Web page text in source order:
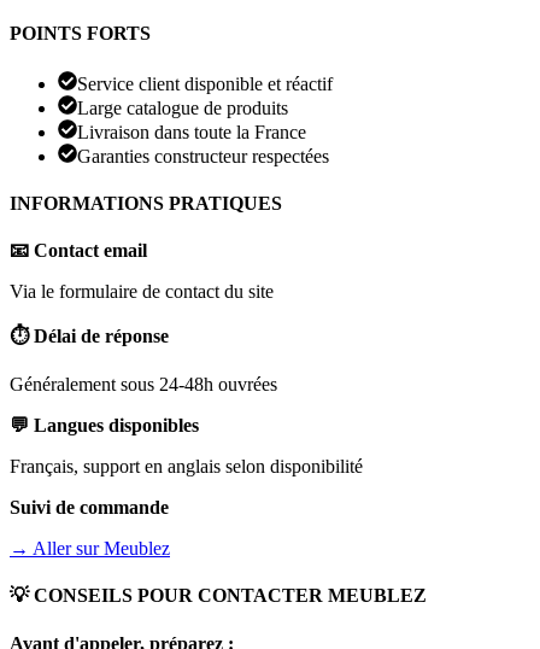
POINTS FORTS
Service client disponible et réactif
Large catalogue de produits
Livraison dans toute la France
Garanties constructeur respectées
INFORMATIONS PRATIQUES
📧 Contact email
Via le formulaire de contact du site
⏱️ Délai de réponse
Généralement sous 24-48h ouvrées
💬 Langues disponibles
Français, support en anglais selon disponibilité
Suivi de commande
→ Aller surMeublez
💡 CONSEILS POUR CONTACTER MEUBLEZ
Avant d'appeler, préparez :